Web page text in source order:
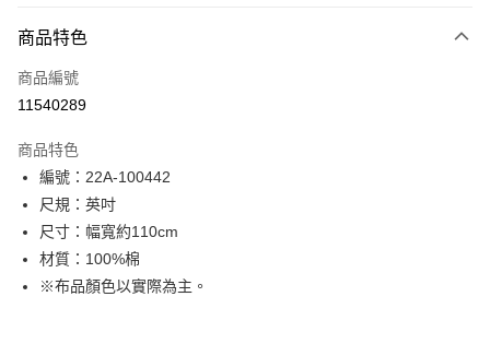
信用卡一次付款
超商取貨付款
Apple Pay
街口支付
Google Pay
大哥付你分期
商品特色
商品編號
11540289
商品特色
編號：22A-100442
尺規：英吋
尺寸：幅寬約110cm
材質：100%棉
※布品顏色以實際為主。